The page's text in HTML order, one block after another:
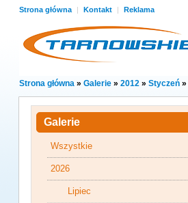
Strona główna | Kontakt | Reklama
Strona główna » Galerie » 2012 » Styczeń »
Galerie
Wszystkie
2026
Lipiec